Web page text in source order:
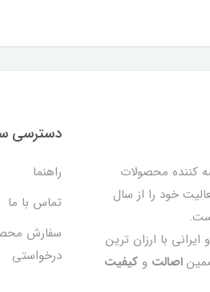
کننده محصولات
خود را از سال
با ارزان ترین
اصالتوکیفیت
دسترسی
راهنما
تماس با ما
سفارش
درخواستی